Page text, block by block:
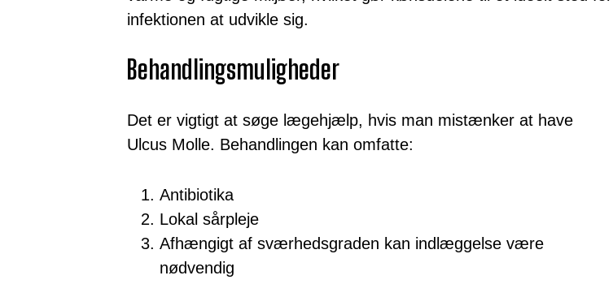
infektionen at udvikle sig.
Behandlingsmuligheder
Det er vigtigt at søge lægehjælp, hvis man mistænker at have
Ulcus Molle. Behandlingen kan omfatte:
Antibiotika
Lokal sårpleje
Afhængigt af sværhedsgraden kan indlæggelse være
nødvendig